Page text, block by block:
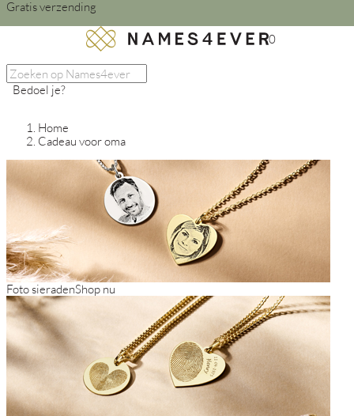
Gratis verzending
0
Bedoel je?
Home
Cadeau voor oma
Foto sieradenShop nu